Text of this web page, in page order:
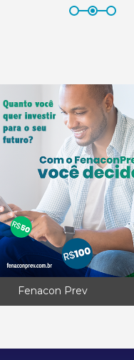
Fenacon Prev